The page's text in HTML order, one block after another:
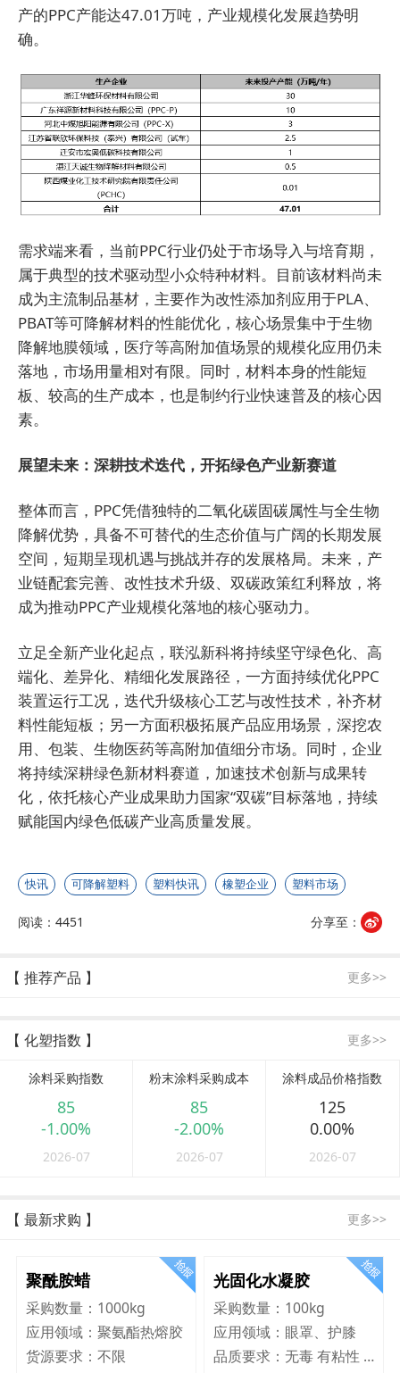
产的PPC产能达47.01万吨，产业规模化发展趋势明
确。
需求端来看，当前PPC行业仍处于市场导入与培育期，
属于典型的技术驱动型小众特种材料。目前该材料尚未
成为主流制品基材，主要作为改性添加剂应用于PLA、
PBAT等可降解材料的性能优化，核心场景集中于生物
降解地膜领域，医疗等高附加值场景的规模化应用仍未
落地，市场用量相对有限。同时，材料本身的性能短
板、较高的生产成本，也是制约行业快速普及的核心因
素。
展望未来：深耕技术迭代，开拓绿色产业新赛道
整体而言，PPC凭借独特的二氧化碳固碳属性与全生物
降解优势，具备不可替代的生态价值与广阔的长期发展
空间，短期呈现机遇与挑战并存的发展格局。未来，产
业链配套完善、改性技术升级、双碳政策红利释放，将
成为推动PPC产业规模化落地的核心驱动力。
立足全新产业化起点，联泓新科将持续坚守绿色化、高
端化、差异化、精细化发展路径，一方面持续优化PPC
装置运行工况，迭代升级核心工艺与改性技术，补齐材
料性能短板；另一方面积极拓展产品应用场景，深挖农
用、包装、生物医药等高附加值细分市场。同时，企业
将持续深耕绿色新材料赛道，加速技术创新与成果转
化，依托核心产业成果助力国家“双碳”目标落地，持续
赋能国内绿色低碳产业高质量发展。
快讯 可降解塑料 塑料快讯 橡塑企业 塑料市场
阅读：4451 分享至：
【 推荐产品 】 更多>>
【 化塑指数 】 更多>>
涂料采购指数
85
-1.00%
2026-07
粉末涂料采购成本
85
-2.00%
2026-07
涂料成品价格指数
125
0.00%
2026-07
【 最新求购 】 更多>>
聚酰胺蜡
采购数量： 1000kg
应用领域： 聚氨酯热熔胶
货源要求： 不限
光固化水凝胶
采购数量： 100kg
应用领域： 眼罩、护膝
品质要求：
无毒 有粘性 Q弹 韧性好